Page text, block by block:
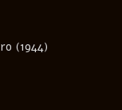
(1944)